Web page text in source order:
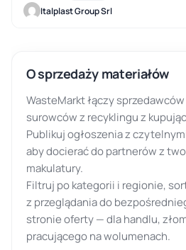
Italplast Group Srl
O sprzedaży materiałów
WasteMarkt łączy
surowców z recyklingu z
Publikuj ogłoszenia z
aby docierać do partnerów z
makulatury.
Filtruj po kategorii i regionie,
z przeglądania do
stronie oferty — dla handlu,
pracującego na wolumenach.